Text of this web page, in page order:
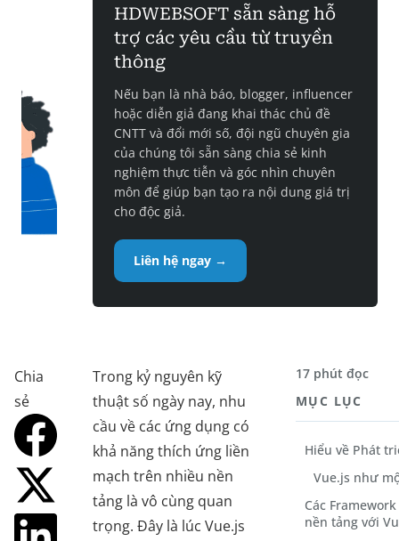
HDWEBSOFT sẵn sàng hỗ
trợ các yêu cầu từ truyền
thông
Nếu bạn là nhà báo, blogger, influencer
hoặc diễn giả đang khai thác chủ đề
CNTT và đổi mới số, đội ngũ chuyên gia
của chúng tôi sẵn sàng chia sẻ kinh
nghiệm thực tiễn và góc nhìn chuyên
môn để giúp bạn tạo ra nội dung giá trị
cho độc giả.
Liên hệ ngay →
Chia
sẻ
Trong kỷ nguyên kỹ
thuật số ngày nay, nhu
cầu về các ứng dụng có
khả năng thích ứng liền
mạch trên nhiều nền
tảng là vô cùng quan
trọng. Đây là lúc Vue.js
17 phút đọc
MỤC LỤC
Hiểu về Phát
Vue.js như
Các
nền tảng với